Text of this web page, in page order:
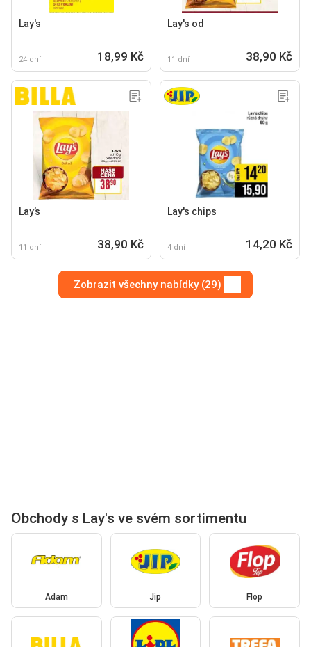
Lay's
24 dní 18,99 Kč
Lay's od
11 dní 38,90 Kč
Lay’s
11 dní 38,90 Kč
Lay's chips
4 dní 14,20 Kč
Zobrazit všechny nabídky (29)
Obchody s Lay's ve svém sortimentu
Adam Jip Flop